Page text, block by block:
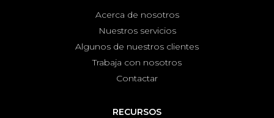
Acerca de nosotros
Nuestros servicios
Algunos de nuestros clientes
Trabaja con nosotros
Contactar
RECURSOS